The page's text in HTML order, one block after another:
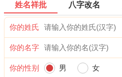
姓名祥批 八字改名
你的姓氏
你的名字
你的性别 男 女